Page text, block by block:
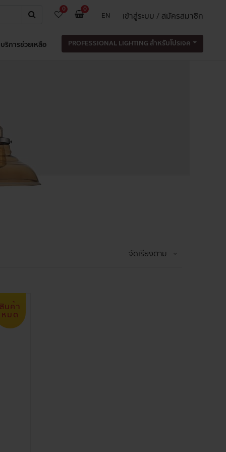
0 0
EN เข้าสู่ระบบ / สมัครสมาชิก
บริการช่วยเหลือ PROFESSIONAL LIGHTING สำหรับโปรเจค
จัดเรียงตาม
นค้า
หมด